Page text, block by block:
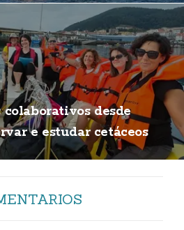
desde
e estudar cetáceos